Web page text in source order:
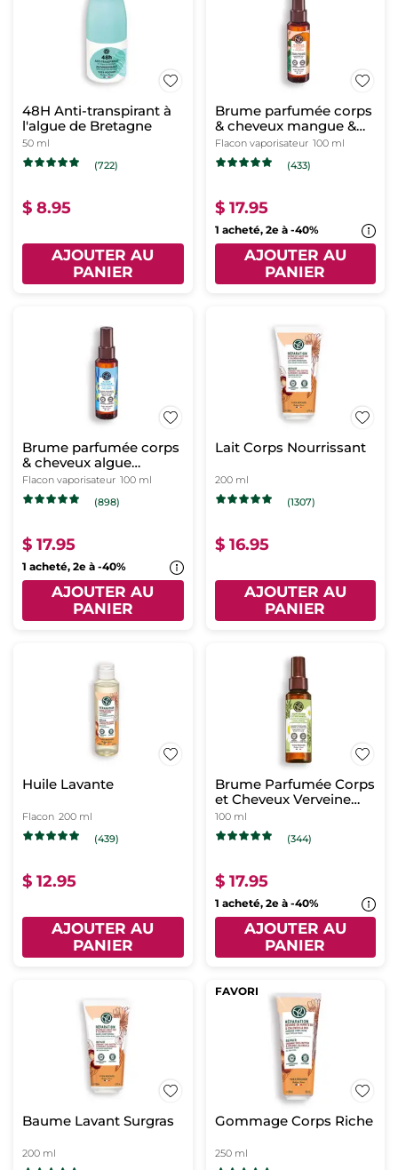
48H Anti-transpirant à
l'algue de Bretagne
50 ml
(722)
$ 8.95
AJOUTER AU
PANIER
Brume parfumée corps
& cheveux mangue &
coriandre
Flacon vaporisateur 100 ml
(433)
$ 17.95
1 acheté, 2e à -40%
AJOUTER AU
PANIER
Brume parfumée corps
& cheveux algue
sauvage & criste marine
Flacon vaporisateur 100 ml
(898)
$ 17.95
1 acheté, 2e à -40%
AJOUTER AU
PANIER
Lait Corps Nourrissant
200 ml
(1307)
$ 16.95
AJOUTER AU
PANIER
Huile Lavante
Flacon 200 ml
(439)
$ 12.95
AJOUTER AU
PANIER
Brume Parfumée Corps
et Cheveux Verveine
Citronnée & Fleur de
Camomille
100 ml
(344)
$ 17.95
1 acheté, 2e à -40%
AJOUTER AU
PANIER
Baume Lavant Surgras
200 ml
FAVORI
Gommage Corps Riche
250 ml